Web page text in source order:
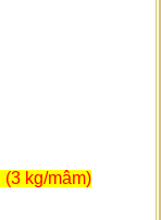
kg/mâm)